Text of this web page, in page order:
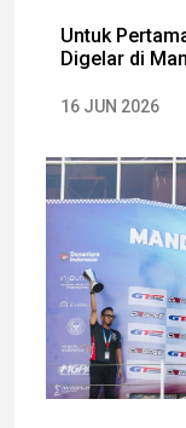
Untuk
Digelar di
16 JUN 2026